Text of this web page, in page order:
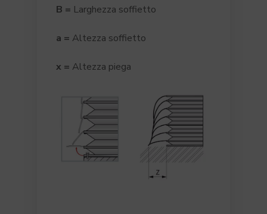
B = Larghezza soffietto
a = Altezza soffietto
x = Altezza piega